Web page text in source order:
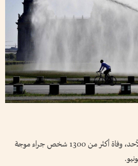
أعلنت منظمة الصحة العالمية الأحد، وفاة أكثر من 1300 شخص جراء موجة